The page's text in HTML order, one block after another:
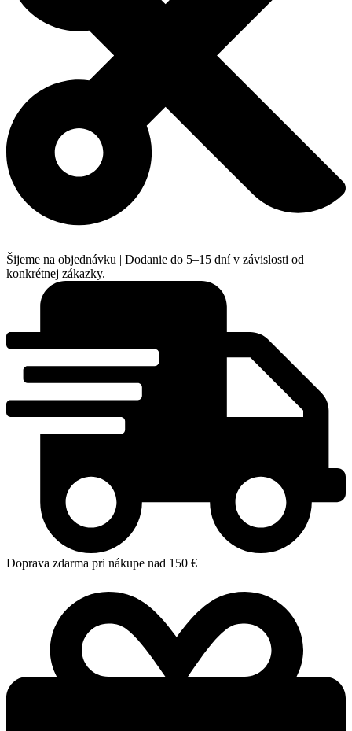
Šijeme na objednávku | Dodanie do 5–15 dní v závislosti od
konkrétnej zákazky.
Doprava zdarma pri nákupe nad 150 €